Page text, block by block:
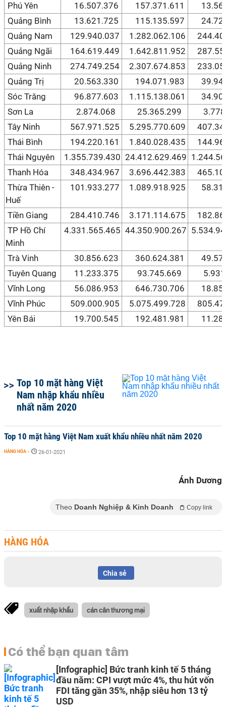
Phú Yên
16.507.376 157.371.611
Quảng Bình
13.621.725 115.135.597
Quảng Nam
129.940.037 1.282.062.106
Quảng Ngãi
164.619.449 1.642.811.952
Quảng Ninh
274.749.254 2.307.674.853
Quảng Trị
20.563.330 194.071.983
Sóc Trăng
96.877.603 1.115.138.061
Sơn La
2.874.068 25.365.299
Tây Ninh
567.971.525 5.295.770.609
Thái Bình
194.220.161 1.840.028.435
Thái Nguyên
1.355.739.430 24.412.629.469
Thanh Hóa
348.434.967 3.696.442.383
Thừa Thiên -
Huế
101.933.277 1.089.918.925
Tiền Giang 284.410.746 3.171.114.675
TP Hồ Chí
Minh
4.331.565.465 44.350.900.267
Trà Vinh 30.856.623 360.624.381
Tuyên Quang
11.233.375 93.745.669
Vĩnh Long
56.086.953 646.730.706
Vĩnh Phúc
509.000.905 5.075.499.728
Yên Bái
19.700.545 192.481.981
Top 10 mặt hàng Việt
Nam nhập khẩu nhiều
nhất năm 2020
Top 10 mặt hàng Việt Nam xuất khẩu nhiều nhất năm 2020
HÀNG HÓA - 26-01-2021
Ánh Dương
Theo Doanh Nghiệp & Kinh Doanh Copy link
HÀNG HÓA
Chia sẻ
xuất nhập khẩu cán cân thương mại
Có thể bạn quan tâm
[Infographic] Bức tranh kinh tế 5 tháng
đầu năm: CPI vượt mức 4%, thu hút vốn
FDI tăng gần 35%, nhập siêu hơn 13 tỷ
USD